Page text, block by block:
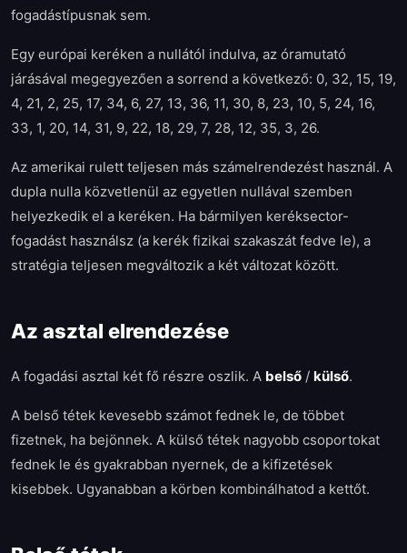
fogadástípusnak sem.
Egy európai keréken a nullától indulva, az óramutató
járásával megegyezően a sorrend a következő: 0, 32, 15, 19,
4, 21, 2, 25, 17, 34, 6, 27, 13, 36, 11, 30, 8, 23, 10, 5, 24, 16,
33, 1, 20, 14, 31, 9, 22, 18, 29, 7, 28, 12, 35, 3, 26.
Az amerikai rulett teljesen más számelrendezést használ. A
dupla nulla közvetlenül az egyetlen nullával szemben
helyezkedik el a keréken. Ha bármilyen keréksector-
fogadást használsz (a kerék fizikai szakaszát fedve le), a
stratégia teljesen megváltozik a két változat között.
Az asztal elrendezése
A fogadási asztal két fő részre oszlik. A belső / külső.
A belső tétek kevesebb számot fednek le, de többet
fizetnek, ha bejönnek. A külső tétek nagyobb csoportokat
fednek le és gyakrabban nyernek, de a kifizetések
kisebbek. Ugyanabban a körben kombinálhatod a kettőt.